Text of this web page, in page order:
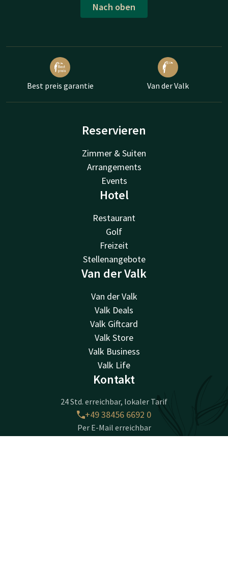
Nach oben
Best preis garantie Van der Valk
Reservieren
Zimmer & Suiten
Arrangements
Events
Hotel
Restaurant
Golf
Freizeit
Stellenangebote
Van der Valk
Van der Valk
Valk Deals
Valk Giftcard
Valk Store
Valk Business
Valk Life
Kontakt
24 Std. erreichbar, lokaler Tarif
+49 38456 6692 0
Per E-Mail erreichbar